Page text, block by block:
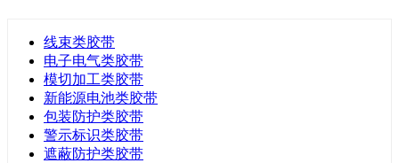
线束类胶带
电子电气类胶带
模切加工类胶带
新能源电池类胶带
包装防护类胶带
警示标识类胶带
遮蔽防护类胶带